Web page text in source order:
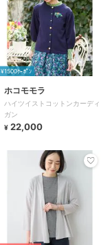
¥1500ｸｰﾎﾟﾝ
ホコモモラ
ハイツイストコットンカーディ
ガン
¥ 22,000